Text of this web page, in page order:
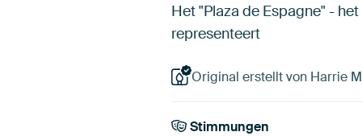
Het "Plaza de Espagne" -
representeert
Original erstellt von Harrie
Stimmungen